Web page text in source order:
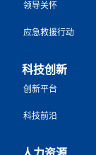
领导关怀
应急救援行动
科技创新
创新平台
科技前沿